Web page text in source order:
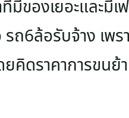
ของเยอะและมีเ
6ล้อรับจ้าง เพร
คิดราคาการขน